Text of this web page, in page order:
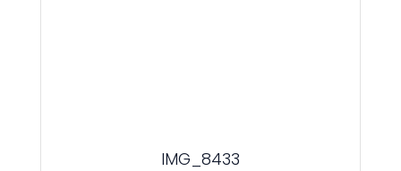
IMG_8433